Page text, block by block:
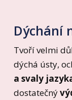
Dýchání
Tvoří velmi
dýchá ústy,
a svaly
dostatečný